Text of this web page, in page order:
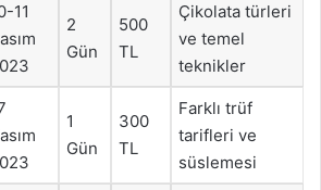
11
2
Gün
500
TL
Çikolata türleri
ve temel
teknikler
1
Gün
300
TL
Farklı trüf
tarifleri ve
süslemesi